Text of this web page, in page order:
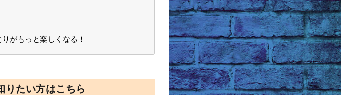
がもっと楽しくなる！
りたい方はこちら